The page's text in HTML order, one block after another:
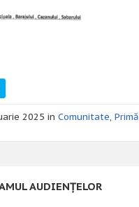
2025 in Comunitate,
AUDIENȚELOR